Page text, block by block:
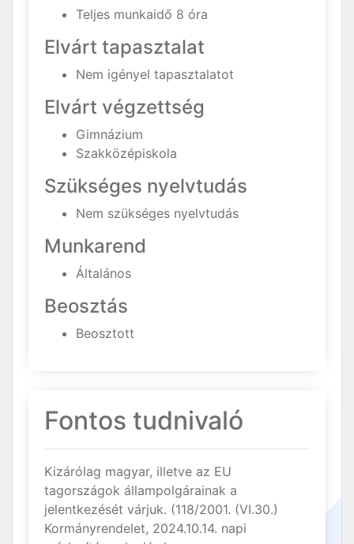
Teljes munkaidő 8 óra
Elvárt tapasztalat
Nem igényel tapasztalatot
Elvárt végzettség
Gimnázium
Szakközépiskola
Szükséges nyelvtudás
Nem szükséges nyelvtudás
Munkarend
Általános
Beosztás
Beosztott
Fontos tudnivaló
Kizárólag magyar, illetve az EU
tagországok állampolgárainak a
jelentkezését várjuk. (118/2001. (VI.30.)
Kormányrendelet, 2024.10.14. napi